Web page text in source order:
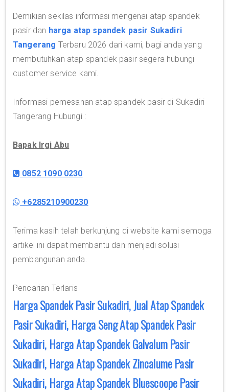
Demikian sekilas informasi mengenai atap spandek
pasir dan harga atap spandek pasir Sukadiri
Tangerang Terbaru 2026 dari kami, bagi anda yang
membutuhkan atap spandek pasir segera hubungi
customer service kami.
Informasi pemesanan atap spandek pasir di Sukadiri
Tangerang Hubungi :
Bapak Irgi Abu
0852 1090 0230
+6285210900230
Terima kasih telah berkunjung di website kami semoga
artikel ini dapat membantu dan menjadi solusi
pembangunan anda.
Pencarian Terlaris
Harga Spandek Pasir Sukadiri, Jual Atap Spandek
Pasir Sukadiri, Harga Seng Atap Spandek Pasir
Sukadiri, Harga Atap Spandek Galvalum Pasir
Sukadiri, Harga Atap Spandek Zincalume Pasir
Sukadiri, Harga Atap Spandek Bluescoope Pasir